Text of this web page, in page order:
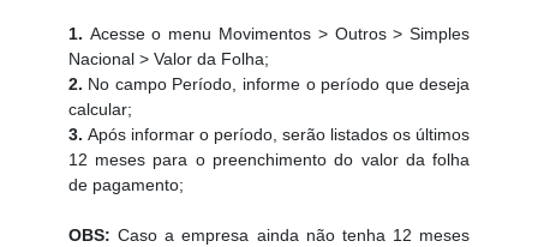
1. Acesse o menu Movimentos > Outros > Simples
Nacional > Valor da Folha;
2. No campo Período, informe o período que deseja
calcular;
3. Após informar o período, serão listados os últimos
12 meses para o preenchimento do valor da folha
de pagamento;
OBS: Caso a empresa ainda não tenha 12 meses